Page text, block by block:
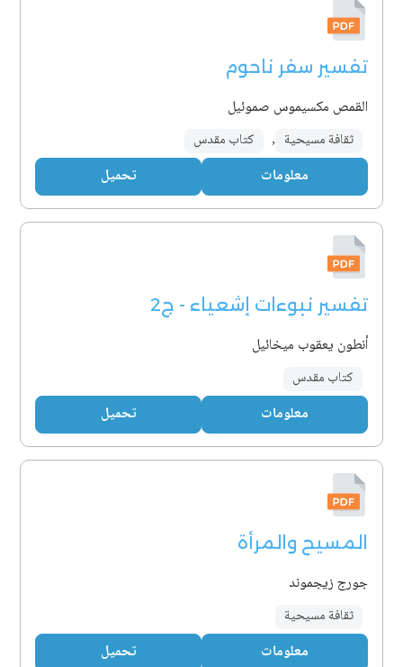
تفسير سفر ناحوم
القمص مكسيموس صموئيل
ثقافة مسيحية , كتاب مقدس
معلومات تحميل
تفسير نبوءات إشعياء - ج2
أنطون يعقوب ميخائيل
كتاب مقدس
معلومات تحميل
المسيح والمرأة
جورج زيجموند
ثقافة مسيحية
معلومات تحميل